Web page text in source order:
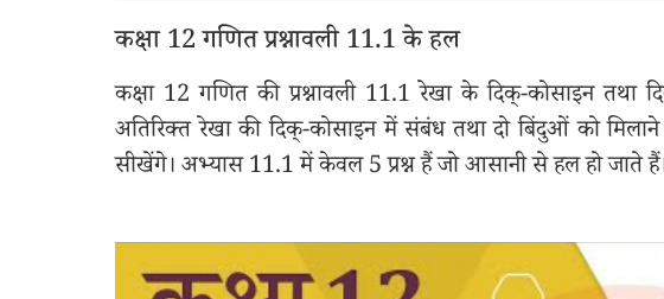
कक्षा 12 गणित प्रश्नावली 11.1 के हल
कक्षा 12 गणित की प्रश्नावली 11.1 रेखा के दिक्-कोसाइन
अतिरिक्त रेखा की दिक्-कोसाइन में संबंध तथा दो बिंदुओं को मिलाने
सीखेंगे। अभ्यास 11.1 में केवल 5 प्रश्न हैं जो आसानी से हल हो जाते